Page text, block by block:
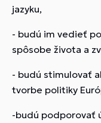
jazyku,
- budú im vedieť
spôsobe života a
- budú stimulovať
tvorbe politiky
-budú podporovať